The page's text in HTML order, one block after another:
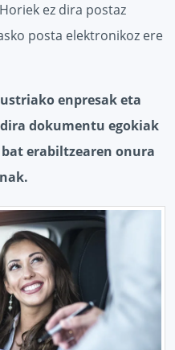
ez dira postaz
posta elektronikoz ere
enpresak eta
dokumentu egokiak
erabiltzearen onura